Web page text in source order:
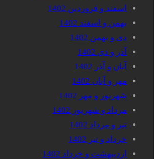
اسفند و فروردین 1402
بهمن و اسفند 1402
دی و بهمن 1402
آذر و دی 1402
آبان و آذر 1402
مهر و آبان 1402
شهریور و مهر 1402
مرداد و شهریور 1402
تیر و مرداد 1402
خرداد و تیر 1402
اردیبهشت و خرداد 1402